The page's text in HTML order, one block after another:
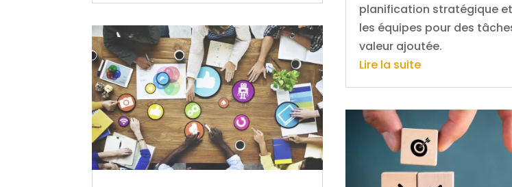
planification stratégique
les équipes pour des
valeur ajoutée.
Lire la suite